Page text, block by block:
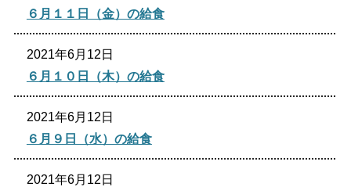
６月１１日（金）の給食
2021年6月12日
６月１０日（木）の給食
2021年6月12日
６月９日（水）の給食
2021年6月12日